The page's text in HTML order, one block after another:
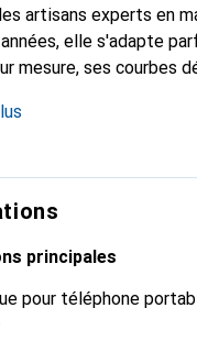
artisans experts en
elle s'adapte
mesure, ses courbes
pour votre
est un choix sûr pour
principales
pour téléphone